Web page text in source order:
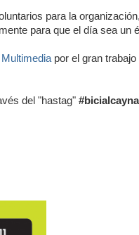
para la
para que el día sea un
Multimedia por el gran trabajo
del "hastag"